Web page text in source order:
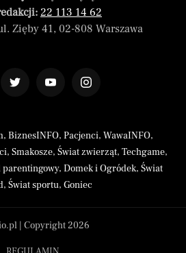
22 113 14 62
Zięby 41, 02-808 Warszawa
, BiznesINFO, Pacjenci, WawaINFO,
, Smakosze, Świat zwierząt, Techgame,
parentingowy, Domek i Ogródek, Świat
, Świat sportu, Goniec
| Copyright 2026